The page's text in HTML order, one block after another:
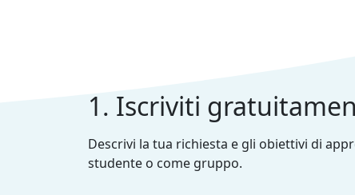
1. Iscriviti
Descrivi la tua richiesta e gli obiettivi di
studente o come gruppo.